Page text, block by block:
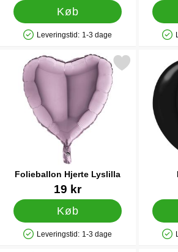
Køb
Produkttilgængelighed: På lager
Leveringstid: 1-3 dage
Folieballon Hjerte Lyslilla
Varenr 1442519 kr
Køb
Produkttilgængelighed: På lager
Leveringstid: 1-3 dage
Markér folieballon Hjerte Lyslilla